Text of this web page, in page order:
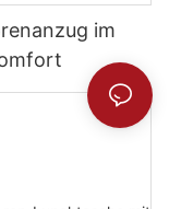
im